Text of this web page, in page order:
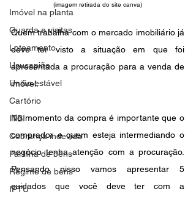
Imóvel na planta
Guarda e visitas
Loteamento
Usucapião
União estável
Cartório
ITBI
Cobrança indevida
Partilha de bens
Regime de bens
IPTU
(imagem retirada do site canva)
Quem trabalha com o mercado imobiliário já
deve ter visto a situação em que foi
apresentada a procuração para a venda de
imóvel.
No momento da compra é importante que o
comprador e quem esteja intermediando o
negócio tenha atenção com a procuração.
Pensando nisso vamos apresentar 5
cuidados que você deve ter com a